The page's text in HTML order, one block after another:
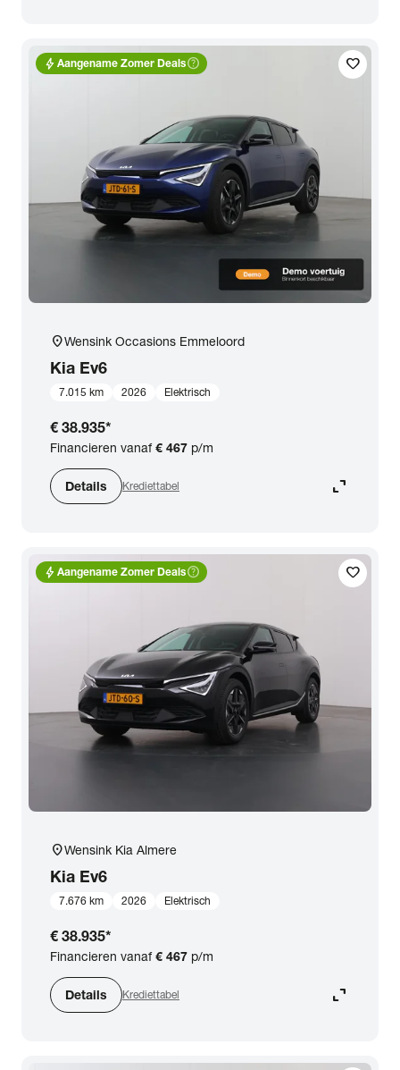
favorite
bolt Aangename Zomer Dealshelp_outline
location_onWensink Occasions Emmeloord
Kia Ev6
7.015 km 2026 Elektrisch
€ 38.935*
Financieren vanaf€ 467 p/m
Details Krediettabel expand_content
favorite
bolt Aangename Zomer Dealshelp_outline
location_onWensink Kia Almere
Kia Ev6
7.676 km 2026 Elektrisch
€ 38.935*
Financieren vanaf€ 467 p/m
Details Krediettabel expand_content